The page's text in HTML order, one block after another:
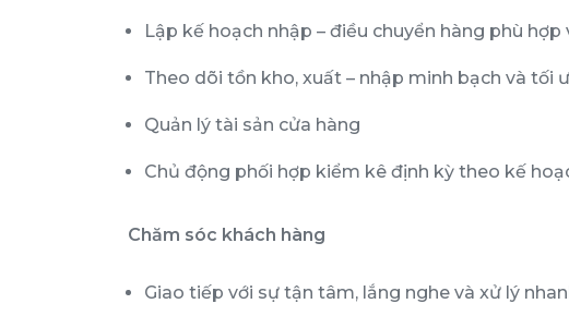
Lập kế hoạch nhập – điều chuyển hàng phù
Theo dõi tồn kho, xuất – nhập minh bạch và tối
Quản lý tài sản cửa hàng
Chủ động phối hợp kiểm kê định kỳ theo kế
Chăm sóc khách hàng
Giao tiếp với sự tận tâm, lắng nghe và xử lý